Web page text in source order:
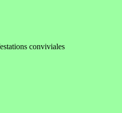
conviviales